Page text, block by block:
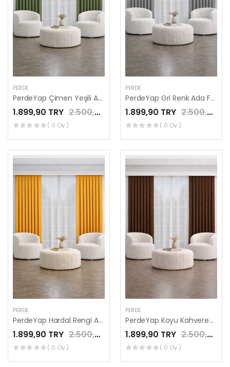
PERDE
PerdeYap Çimen Yeşili Ada Fon Perde Tek Kanat 1/3 Sık Pile
1.899,90 TRY 2.500,00 TRY
( 0 Oy )
PERDE
PerdeYap Gri Renk Ada Fon Perde Tek Kanat 1/3 Sık Pile
1.899,90 TRY 2.500,00 TRY
( 0 Oy )
PERDE
PerdeYap Hardal Rengi Ada Fon Perde Tek Kanat 1/3 Sık Pile
1.899,90 TRY 2.500,00 TRY
( 0 Oy )
PERDE
PerdeYap Koyu Kahverengi Ada Fon Perde Tek Kanat 1/3 Sık Pile
1.899,90 TRY 2.500,00 TRY
( 0 Oy )